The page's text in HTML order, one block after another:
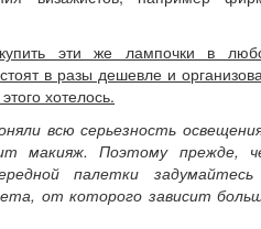
эти же лампочки в
в разы дешевле и
хотелось.
всю серьезность
макияж. Поэтому прежде,
палетки
от которого зависит